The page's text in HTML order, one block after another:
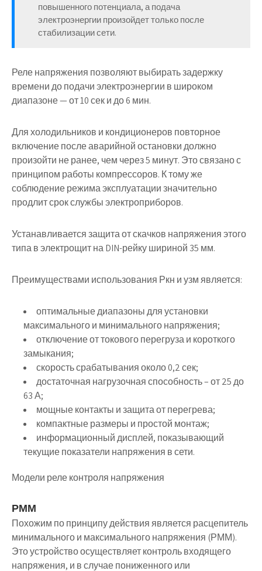
повышенного потенциала, а подача
электроэнергии произойдет только после
стабилизации сети.
Реле напряжения позволяют выбирать задержку
времени до подачи электроэнергии в широком
диапазоне — от 10 сек и до 6 мин.
Для холодильников и кондиционеров повторное
включение после аварийной остановки должно
произойти не ранее, чем через 5 минут. Это связано с
принципом работы компрессоров. К тому же
соблюдение режима эксплуатации значительно
продлит срок службы электроприборов.
Устанавливается защита от скачков напряжения этого
типа в электрощит на DIN-рейку шириной 35 мм.
Преимуществами использования Ркн и узм является:
оптимальные диапазоны для установки
максимального и минимального напряжения;
отключение от токового перегруза и короткого
замыкания;
скорость срабатывания около 0,2 сек;
достаточная нагрузочная способность – от 25 до
63 А;
мощные контакты и защита от перегрева;
компактные размеры и простой монтаж;
информационный дисплей, показывающий
текущие показатели напряжения в сети.
Модели реле контроля напряжения
РММ
Похожим по принципу действия является расцепитель
минимального и максимального напряжения (РММ).
Это устройство осуществляет контроль входящего
напряжения, и в случае пониженного или